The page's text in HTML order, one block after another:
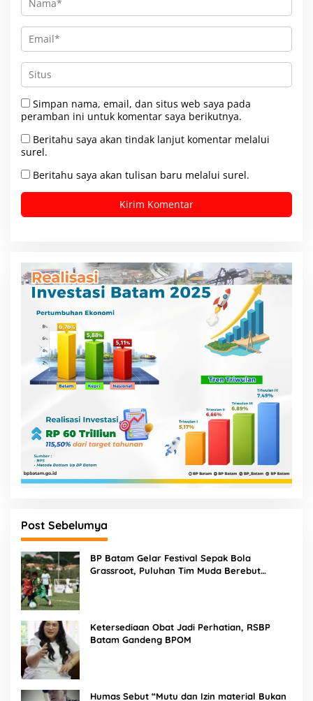
Simpan nama, email, dan situs web saya pada
peramban ini untuk komentar saya berikutnya.
Beritahu saya akan tindak lanjut komentar melalui
surel.
Beritahu saya akan tulisan baru melalui surel.
Post Sebelumya
BP Batam Gelar Festival Sepak Bola
Grassroot, Puluhan Tim Muda Berebut
Ketersediaan Obat Jadi Perhatian, RSBP
Batam Gandeng BPOM
Humas Sebut “Mutu dan Izin material Bukan